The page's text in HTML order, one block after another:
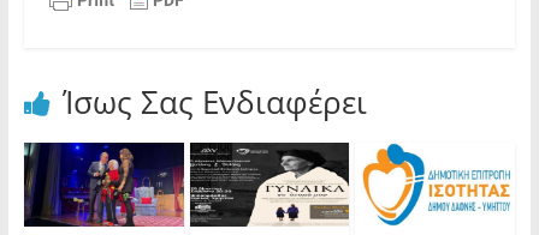
Ίσως Σας Ενδιαφέρει